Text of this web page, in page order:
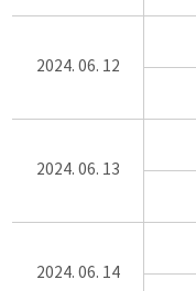
2024. 06. 12
2024. 06. 13
2024. 06. 14